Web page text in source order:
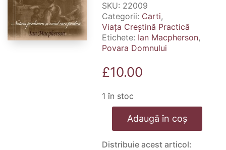
SKU: 22009
Categorii: Carti,
Viața Creștină Practică
Etichete: Ian Macpherson,
Povara Domnului
£10.00
1 în stoc
Cantitate
Domnului
Adaugă în coș
Distribuie acest articol: